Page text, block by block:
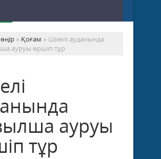
» Қоғам » Шиелі ауданында
ауруы өршіп тұр
ауруы
тұр